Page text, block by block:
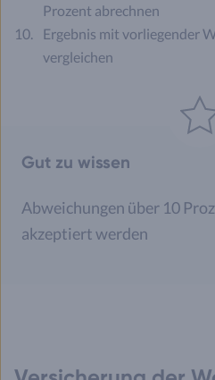
Prozent abrechnen
Ergebnis mit vorliegender
vergleichen
Gut zu wissen
Abweichungen über 10
akzeptiert werden